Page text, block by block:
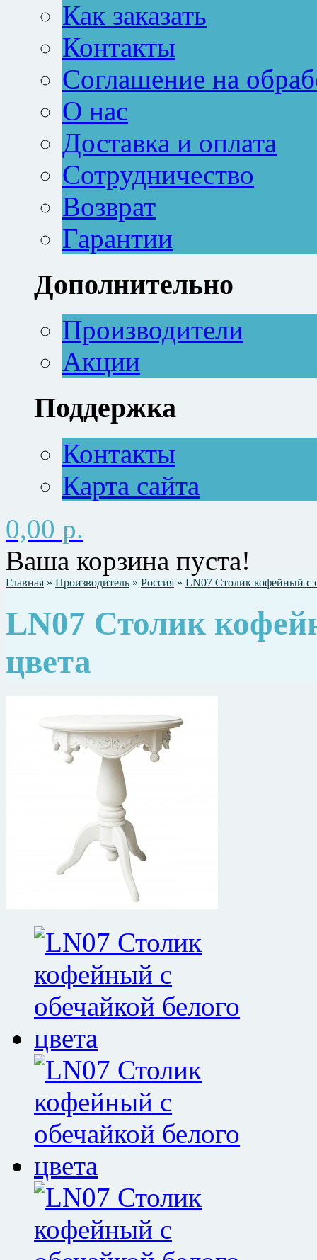
Как заказать
Контакты
Соглашение на
О нас
Доставка и оплата
Сотрудничество
Возврат
Гарантии
Дополнительно
Производители
Акции
Поддержка
Контакты
Карта сайта
0,00 р.
Ваша корзина пуста!
Главная » Производитель » Россия » LN07 Столик кофейный с
LN07 Столик
цвета